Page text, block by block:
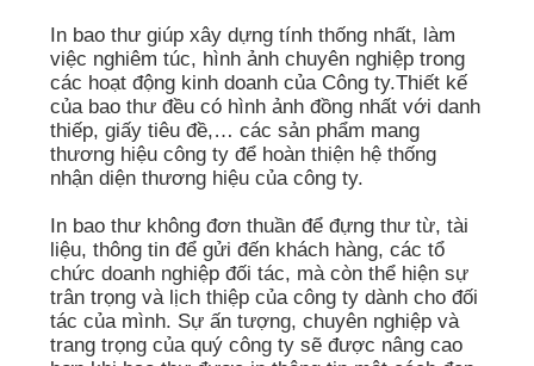
In bao thư giúp xây dựng tính thống nhất, làm
việc nghiêm túc, hình ảnh chuyên nghiệp trong
các hoạt động kinh doanh của Công ty.Thiết kế
của bao thư đều có hình ảnh đồng nhất với danh
thiếp, giấy tiêu đề,… các sản phẩm mang
thương hiệu công ty để hoàn thiện hệ thống
nhận diện thương hiệu của công ty.
In bao thư không đơn thuần để đựng thư từ, tài
liệu, thông tin để gửi đến khách hàng, các tổ
chức doanh nghiệp đối tác, mà còn thể hiện sự
trân trọng và lịch thiệp của công ty dành cho đối
tác của mình. Sự ấn tượng, chuyên nghiệp và
trang trọng của quý công ty sẽ được nâng cao